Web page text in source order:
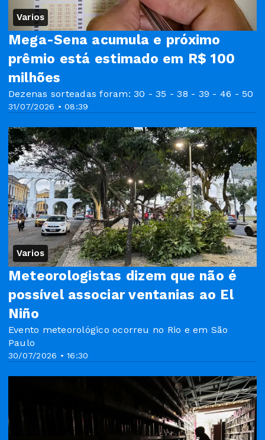
Varios
31/07/2026 • 08:39
Mega-Sena acumula e próximo
prêmio está estimado em R$ 100
milhões
Dezenas sorteadas foram: 30 - 35 - 38 - 39 - 46 - 50
Varios
30/07/2026 • 16:30
Meteorologistas dizem que não é
possível associar ventanias ao El
Niño
Evento meteorológico ocorreu no Rio e em São
Paulo